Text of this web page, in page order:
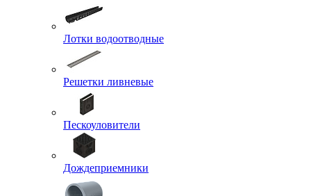
Лотки водоотводные
Решетки ливневые
Пескоуловители
Дождеприемники